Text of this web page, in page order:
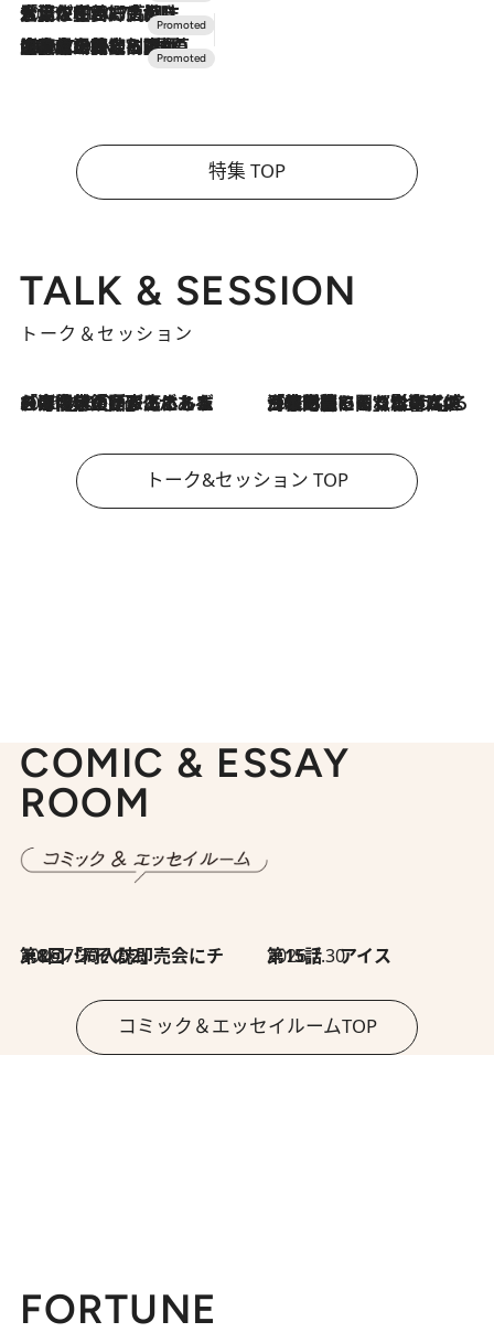
2026.7.17
「土佐和ハーブかき氷」がOMO7高知に登場！生姜、山椒、大葉など目にも舌にも涼を呼ぶ郷土の味
2026.7.10
NEW OPEN！【界 草津】名湯の地に誕生。趣の異なる2種の温泉と上州ならではの会席・蕎麦割烹など美食を味わう究極の癒やし旅
特集 TOP
TALK & SESSION
トーク＆セッション
2026.8.3
「今後値上げがあるとすれば…」「リスクがあるのは今年の冬」エネルギー専門家が語る、ホルムズ海峡封鎖が家庭にもたらす“ある心配” 2026.8.3
「住宅建てられない…」「サーチャージ料の高値が続いている」ホルムズ海峡封鎖による影響はいつまで続く？《エネルギー専門家に聞く“どうなる日本の暮らし”》
トーク&セッション TOP
COMIC & ESSAY
ROOM
2026.7.30
第8回「同人誌即売会にチャレンジ その2」 2026.7.30
第15話 アイス
コミック＆エッセイルームTOP
FORTUNE